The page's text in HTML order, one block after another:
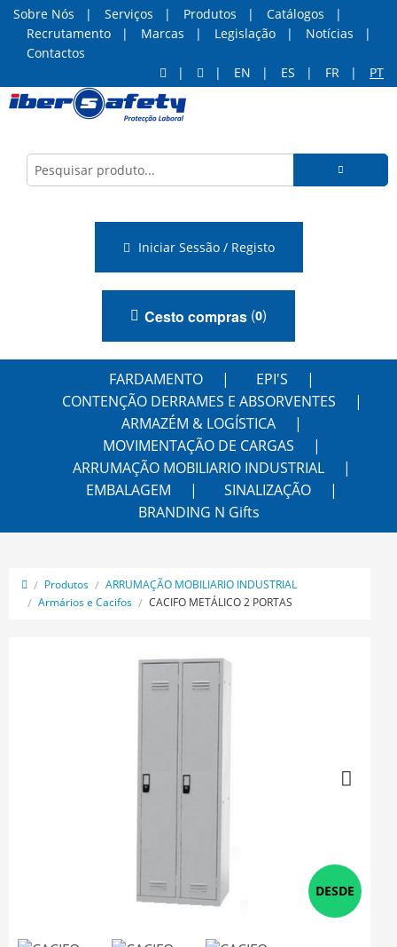
Sobre Nós Serviços Produtos
Catálogos
Recrutamento
Marcas Legislação
Notícias
Contactos
EN
ES FR PT
Iniciar Sessão / Registo
Cesto compras (0)
FARDAMENTO
EPI'S
CONTENÇÃO DERRAMES E ABSORVENTES
ARMAZÉM & LOGÍSTICA
MOVIMENTAÇÃO DE CARGAS
ARRUMAÇÃO MOBILIARIO INDUSTRIAL
EMBALAGEM
SINALIZAÇÃO
BRANDING N Gifts
Produtos
ARRUMAÇÃO MOBILIARIO INDUSTRIAL
Armários e Cacifos
CACIFO METÁLICO 2 PORTAS
DESDE